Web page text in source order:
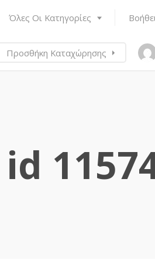
Όλες Οι Κατηγορίες
Προσθήκη Καταχώρησης